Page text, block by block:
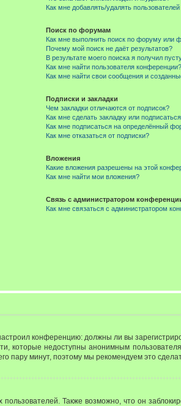
Как мне добавлять/удалять
Поиск по форумам
Как мне выполнить поиск по форуму или
Почему мой поиск не даёт результатов?
В результате моего поиска я получил
Как мне найти пользователя конференции?
Как мне найти свои сообщения и
Подписки и закладки
Чем закладки отличаются от подписок?
Как мне сделать закладку или
Как мне подписаться на определённый
Как мне отказаться от подписки?
Вложения
Какие вложения разрешены на этой
Как мне найти мои вложения?
Связь с администратором
Как мне связаться с администратором
конференцию: должны ли вы
которые недоступны анонимным
пару минут, поэтому мы рекомендуем это
Также возможно, что он